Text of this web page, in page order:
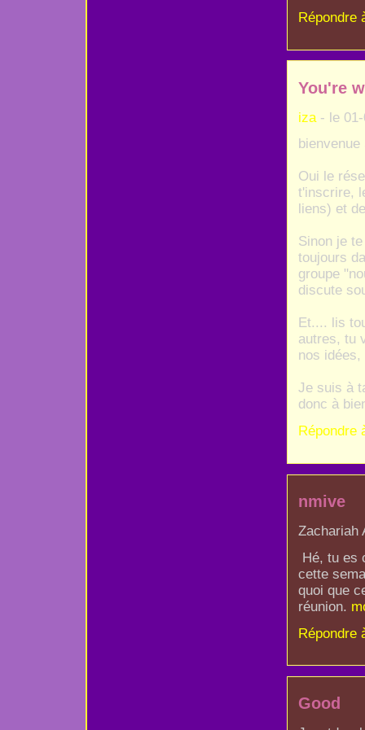
Répondre
You're
iza- le 01-
Oui le
t'inscrire,
liens) et
Sinon je
toujours
groupe
discute
Et.... lis
autres, tu
nos
Je suis à
donc à
Répondre
nmive
Zachariah
Hé, tu es
cette
quoi que
réunion.
Répondre
Good